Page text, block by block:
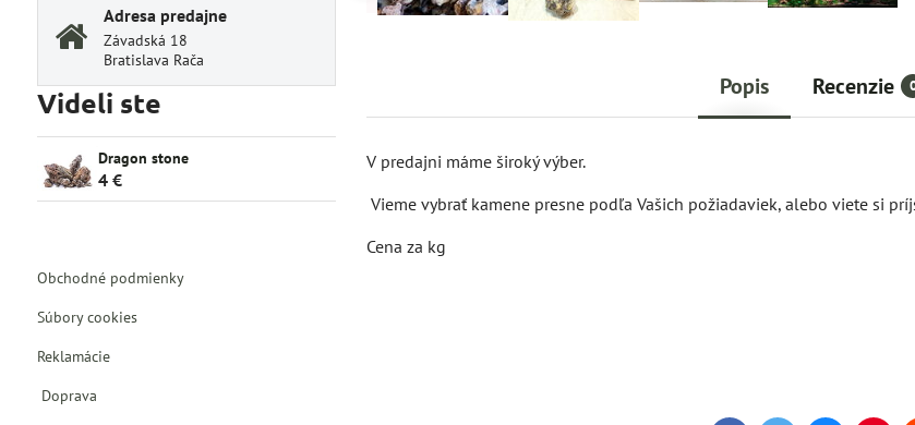
Popis Recenzie
V predajni máme široký výber.
Vieme vybrať kamene presne podľa Vašich požiadaviek, alebo viete si
Cena za kg
Adresa predajne
Závadská 18
Bratislava Rača
Videli ste
Dragon stone
4 €
Obchodné podmienky
Súbory cookies
Reklamácie
Doprava